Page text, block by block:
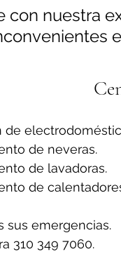
con nuestra
de
de neveras.
de lavadoras.
de
sus emergencias.
310 349 7060.